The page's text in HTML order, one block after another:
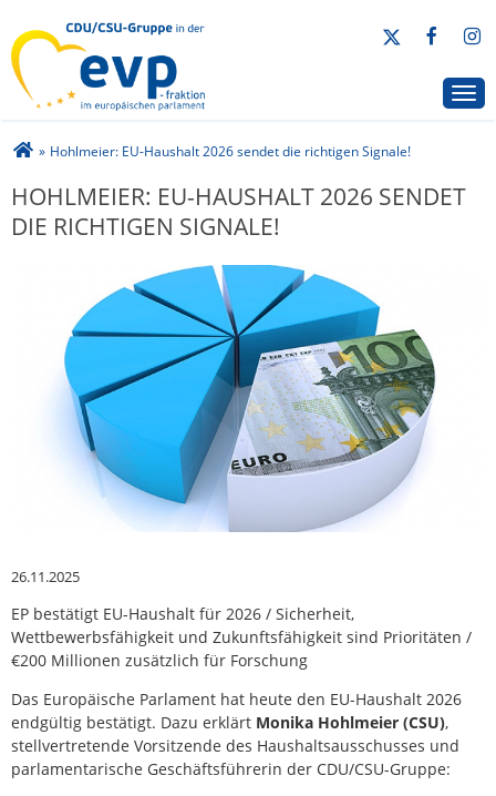
Sie sind hier
» Hohlmeier: EU-Haushalt 2026 sendet die richtigen Signale!
HOHLMEIER: EU-HAUSHALT 2026 SENDET
DIE RICHTIGEN SIGNALE!
26.11.2025
EP bestätigt EU-Haushalt für 2026 / Sicherheit,
Wettbewerbsfähigkeit und Zukunftsfähigkeit sind Prioritäten /
€200 Millionen zusätzlich für Forschung
Das Europäische Parlament hat heute den EU-Haushalt 2026
endgültig bestätigt. Dazu erklärt Monika Hohlmeier (CSU),
stellvertretende Vorsitzende des Haushaltsausschusses und
parlamentarische Geschäftsführerin der CDU/CSU-Gruppe: